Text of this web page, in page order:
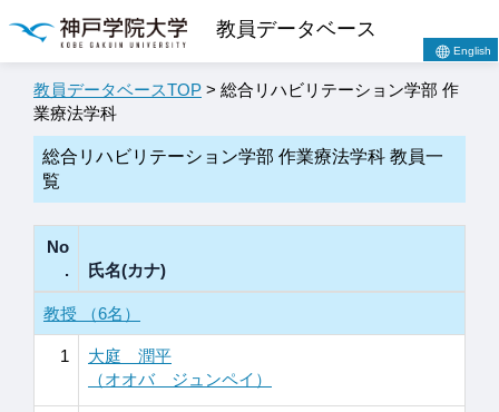
教員データベース
English
教員データベースTOP > 総合リハビリテーション学部 作
業療法学科
総合リハビリテーション学部 作業療法学科 教員一
覧
No
.
氏名(カナ)
教授 （6名）
1
大庭 潤平
（オオバ ジュンペイ）